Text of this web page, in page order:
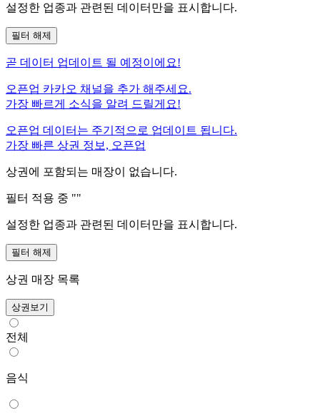
설정한 업종과 관련된 데이터만을 표시합니다.
필터 해제
곧 데이터 업데이트 될 예정이에요!
오픈업 카카오 채널을 추가 해주세요.
가장 빠르게 소식을 알려 드릴게요!
오픈업 데이터는 주기적으로 업데이트 됩니다.
가장 빠른 상권 정보, 오픈업
상권에 포함되는 매장이 없습니다.
필터 적용 중 ""
설정한 업종과 관련된 데이터만을 표시합니다.
필터 해제
상권 매장 목록
상권보기
전체
음식